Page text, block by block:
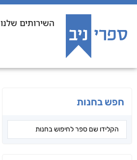
השירותים שלנו
חפש בחנות